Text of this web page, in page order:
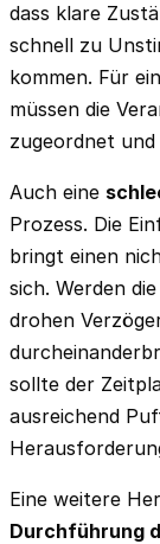
dass klare
schnell zu
kommen. Für
müssen die
zugeordnet
Auch eine
Prozess. Die
bringt einen
sich. Werden
drohen
sollte der
ausreichend
Eine weitere
Durchführung